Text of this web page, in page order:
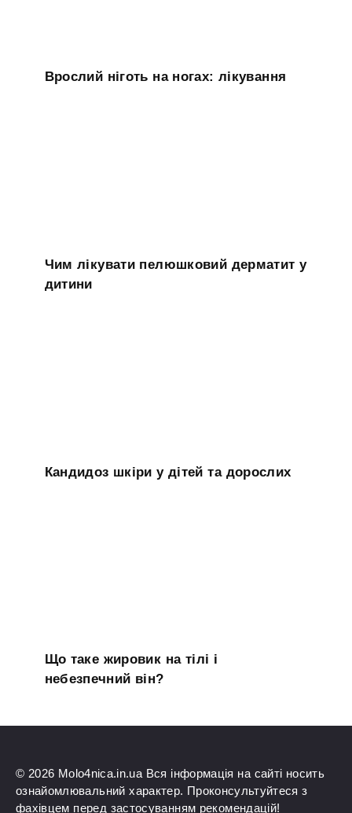
Врослий ніготь на ногах: лікування
Чим лікувати пелюшковий дерматит у
дитини
Кандидоз шкіри у дітей та дорослих
Що таке жировик на тілі і
небезпечний він?
© 2026 Molo4nica.in.ua Вся інформація на сайті носить
ознайомлювальний характер. Проконсультуйтеся з
фахівцем перед застосуванням рекомендацій!